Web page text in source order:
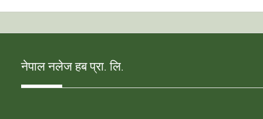
नेपाल नलेज हब प्रा. लि.